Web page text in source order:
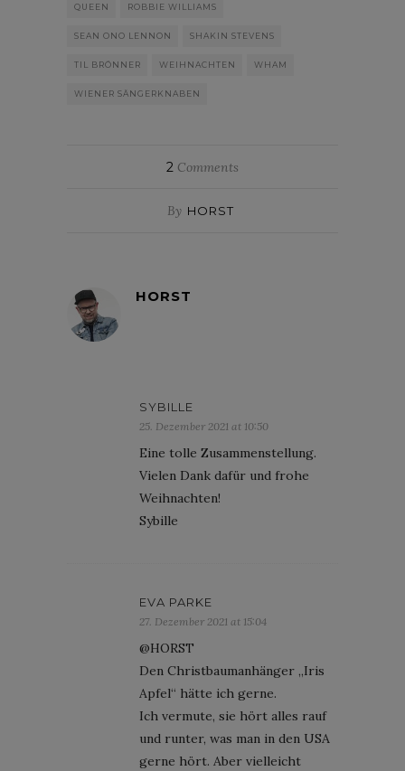
QUEEN ROBBIE WILLIAMS
SEAN ONO LENNON SHAKIN STEVENS
TIL BRÖNNER WEIHNACHTEN WHAM
WIENER SÄNGERKNABEN
2 Comments
By HORST
HORST
SYBILLE
25. Dezember 2021 at 10:50
Eine tolle Zusammenstellung.
Vielen Dank dafür und frohe
Weihnachten!
Sybille
EVA PARKE
27. Dezember 2021 at 15:04
@HORST
Den Christbaumanhänger „Iris
Apfel“ hätte ich gerne.
Ich vermute, sie hört alles rauf
und runter, was man in den USA
gerne hört. Aber vielleicht